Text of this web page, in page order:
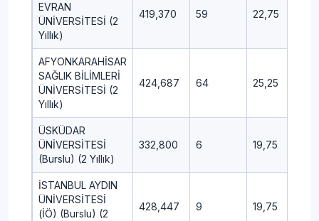
EVRAN
ÜNİVERSİTESİ (2
Yıllık)
419,370 59 22,75
AFYONKARAHİSAR
SAĞLIK BİLİMLERİ
ÜNİVERSİTESİ (2
Yıllık)
424,687 64 25,25
ÜSKÜDAR
ÜNİVERSİTESİ
(Burslu) (2 Yıllık)
332,800 6 19,75
İSTANBUL AYDIN
ÜNİVERSİTESİ
(İÖ) (Burslu) (2
428,447 9 19,75